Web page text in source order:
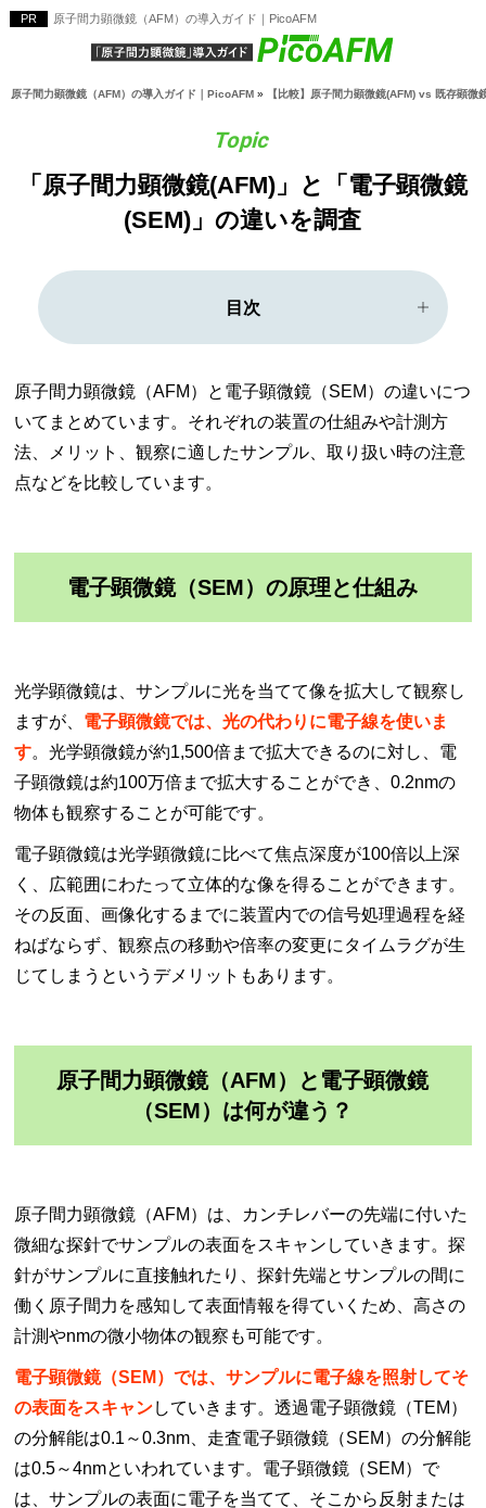
原子間力顕微鏡（AFM）の導入ガイド｜PicoAFM
原子間力顕微鏡（AFM）の導入ガイド｜PicoAFM » 【比較】原子間力顕微鏡(AFM) vs 既存顕微
「原子間力顕微鏡(AFM)」と「電子顕微鏡
(SEM)」の違いを調査
目次
原子間力顕微鏡（AFM）と電子顕微鏡（SEM）の違いにつ
いてまとめています。それぞれの装置の仕組みや計測方
法、メリット、観察に適したサンプル、取り扱い時の注意
点などを比較しています。
電子顕微鏡（SEM）の原理と仕組み
光学顕微鏡は、サンプルに光を当てて像を拡大して観察し
ますが、 電子顕微鏡では、光の代わりに電子線を使いま
す。光学顕微鏡が約1,500倍まで拡大できるのに対し、電
子顕微鏡は約100万倍まで拡大することができ、0.2nmの
物体も観察することが可能です。
電子顕微鏡は光学顕微鏡に比べて焦点深度が100倍以上深
く、広範囲にわたって立体的な像を得ることができます。
その反面、画像化するまでに装置内での信号処理過程を経
ねばならず、観察点の移動や倍率の変更にタイムラグが生
じてしまうというデメリットもあります。
原子間力顕微鏡（AFM）と電子顕微鏡
（SEM）は何が違う？
原子間力顕微鏡（AFM）は、カンチレバーの先端に付いた
微細な探針でサンプルの表面をスキャンしていきます。探
針がサンプルに直接触れたり、探針先端とサンプルの間に
働く原子間力を感知して表面情報を得ていくため、高さの
計測やnmの微小物体の観察も可能です。
電子顕微鏡（SEM）では、サンプルに電子線を照射してそ
の表面をスキャンしていきます。透過電子顕微鏡（TEM）
の分解能は0.1～0.3nm、走査電子顕微鏡（SEM）の分解能
は0.5～4nmといわれています。電子顕微鏡（SEM）で
は、サンプルの表面に電子を当てて、そこから反射または